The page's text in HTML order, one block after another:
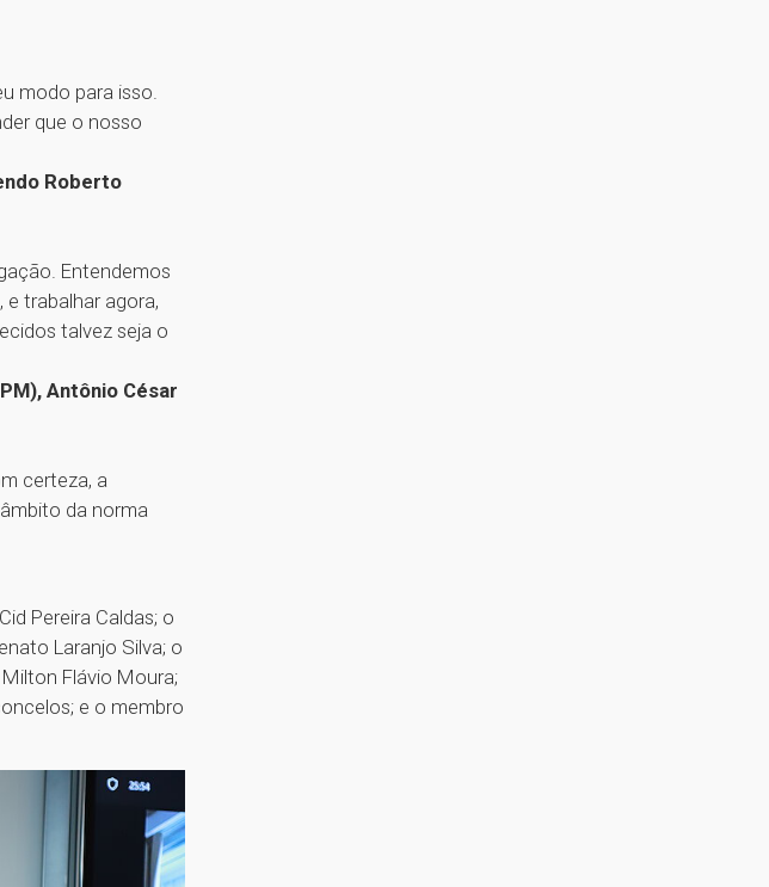
modo para isso.
que o nosso
Roberto
Entendemos
trabalhar agora,
talvez seja o
Antônio César
certeza, a
da norma
Pereira Caldas; o
Laranjo Silva; o
Flávio Moura;
e o membro